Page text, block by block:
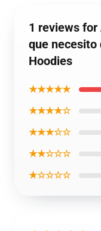
1 reviews for
que necesito
Hoodies
★★★★★
★★★★☆
★★★☆☆
★★☆☆☆
★☆☆☆☆